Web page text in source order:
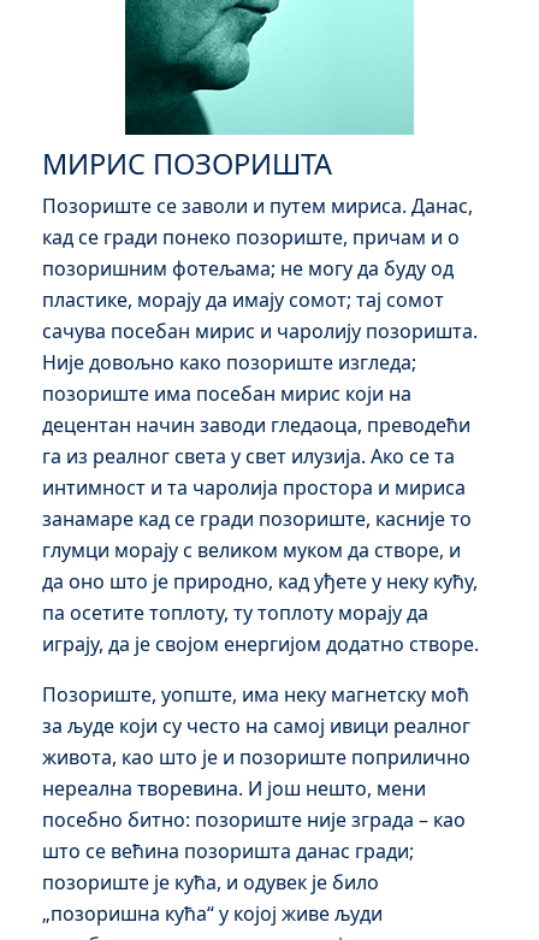
МИРИС ПОЗОРИШТА
Позориште се заволи и путем мириса. Данас,
кад се гради понеко позориште, причам и о
позоришним фотељама; не могу да буду од
пластике, морају да имају сомот; тај сомот
сачува посебан мирис и чаролију позоришта.
Није довољно како позориште изгледа;
позориште има посебан мирис који на
децентан начин заводи гледаоца, преводећи
га из реалног света у свет илузија. Ако се та
интимност и та чаролија простора и мириса
занамаре кад се гради позориште, касније то
глумци морају с великом муком да створе, и
да оно што је природно, кад уђете у неку кућу,
па осетите топлоту, ту топлоту морају да
играју, да је својом енергијом додатно створе.
Позориште, уопште, има неку магнетску моћ
за људе који су често на самој ивици реалног
живота, као што је и позориште поприлично
нереална творевина. И још нешто, мени
посебно битно: позориште није зграда – као
што се већина позоришта данас гради;
позориште је кућа, и одувек је било
„позоришна кућа“ у којој живе људи